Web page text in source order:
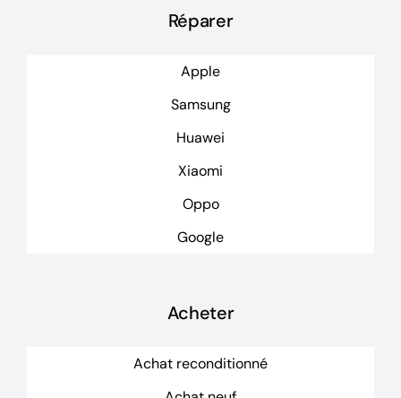
Réparer
Apple
Samsung
Huawei
Xiaomi
Oppo
Google
Acheter
Achat reconditionné